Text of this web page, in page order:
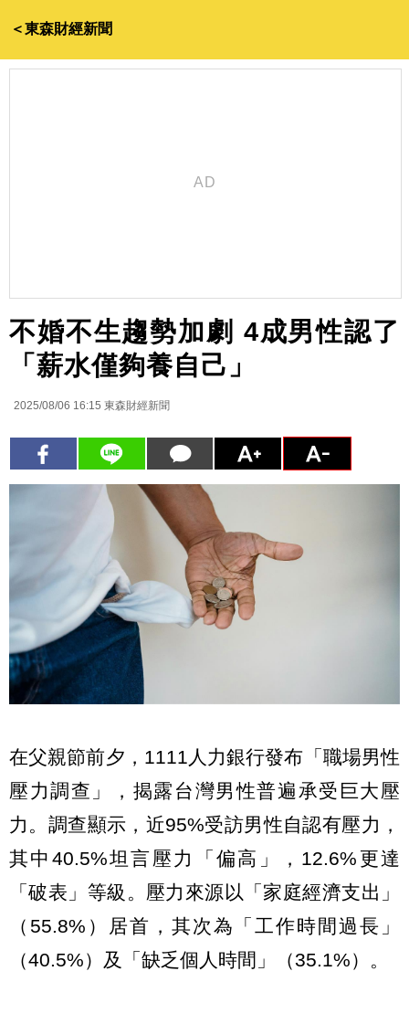
＜東森財經新聞
不婚不生趨勢加劇 4成男性認了
「薪水僅夠養自己」
2025/08/06 16:15 東森財經新聞
在父親節前夕，1111人力銀行發布「職場男性
壓力調查」，揭露台灣男性普遍承受巨大壓
力。調查顯示，近95%受訪男性自認有壓力，
其中40.5%坦言壓力「偏高」，12.6%更達
「破表」等級。壓力來源以「家庭經濟支出」
（55.8%）居首，其次為「工作時間過長」
（40.5%）及「缺乏個人時間」（35.1%）。